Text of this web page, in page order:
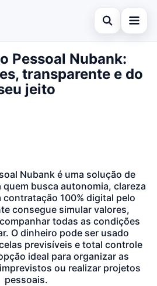
Abrir busca
Pessoal Nubank:
transparente e do
jeito
Nubank é uma solução de
busca autonomia, clareza
100% digital pelo
consegue simular valores,
todas as condições
O dinheiro pode ser usado
previsíveis e total controle
ideal para organizar as
ou realizar projetos
pessoais.